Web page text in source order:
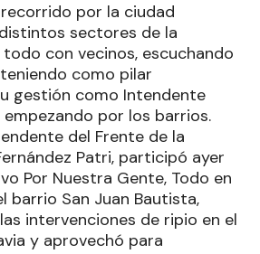
por la ciudad
sectores de la
con vecinos, escuchando
como pilar
gestión como Intendente
por los barrios.
del Frente de la
Patri, participó ayer
Por Nuestra Gente, Todo en
barrio San Juan Bautista,
intervenciones de ripio en el
y aprovechó para